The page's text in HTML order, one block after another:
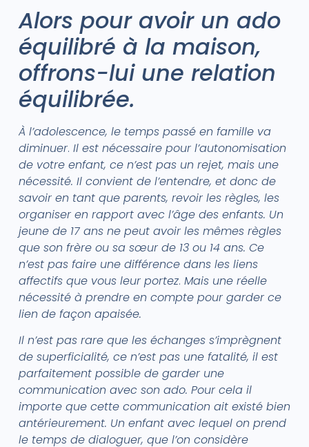
Alors pour avoir un ado
équilibré à la maison,
offrons-lui une relation
équilibrée.
À l’adolescence, le temps passé en famille va
diminuer. Il est nécessaire pour l’autonomisation
de votre enfant, ce n’est pas un rejet, mais une
nécessité. Il convient de l’entendre, et donc de
savoir en tant que parents, revoir les règles, les
organiser en rapport avec l’âge des enfants. Un
jeune de 17 ans ne peut avoir les mêmes règles
que son frère ou sa sœur de 13 ou 14 ans. Ce
n’est pas faire une différence dans les liens
affectifs que vous leur portez. Mais une réelle
nécessité à prendre en compte pour garder ce
lien de façon apaisée.
Il n’est pas rare que les échanges s’imprègnent
de superficialité, ce n’est pas une fatalité, il est
parfaitement possible de garder une
communication avec son ado. Pour cela il
importe que cette communication ait existé bien
antérieurement. Un enfant avec lequel on prend
le temps de dialoguer, que l’on considère